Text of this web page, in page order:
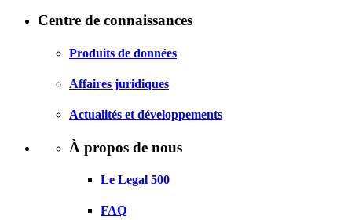
Centre de connaissances
Produits de données
Affaires juridiques
Actualités et développements
À propos de nous
Le Legal 500
FAQ